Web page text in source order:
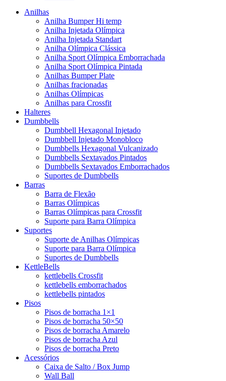
Anilhas
Anilha Bumper Hi temp
Anilha Injetada Olímpica
Anilha Injetada Standart
Anilha Olímpica Clássica
Anilha Sport Olímpica Emborrachada
Anilha Sport Olímpica Pintada
Anilhas Bumper Plate
Anilhas fracionadas
Anilhas Olímpicas
Anilhas para Crossfit
Halteres
Dumbbells
Dumbbell Hexagonal Injetado
Dumbbell Injetado Monobloco
Dumbbells Hexagonal Vulcanizado
Dumbbells Sextavados Pintados
Dumbbells Sextavados Emborrachados
Suportes de Dumbbells
Barras
Barra de Flexão
Barras Olímpicas
Barras Olímpicas para Crossfit
Suporte para Barra Olímpica
Suportes
Suporte de Anilhas Olímpicas
Suporte para Barra Olímpica
Suportes de Dumbbells
KettleBells
kettlebells Crossfit
kettlebells emborrachados
kettlebells pintados
Pisos
Pisos de borracha 1×1
Pisos de borracha 50×50
Pisos de borracha Amarelo
Pisos de borracha Azul
Pisos de borracha Preto
Acessórios
Caixa de Salto / Box Jump
Wall Ball